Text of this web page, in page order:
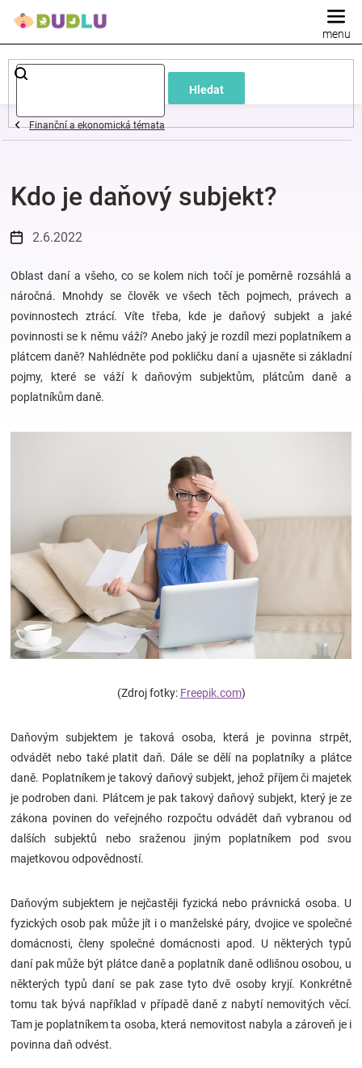
Hledat
Dětské
a
oblečení
Pokojíček
a
kojenecká
výbava
Hračky
Těhotenské
oblečení
Značky
Blog
Hračkářství
Přihlášení
Finanční a ekonomická témata
Kdo je daňový subjekt?
2.6.2022
Oblast daní a všeho, co se kolem nich točí je poměrně rozsáhlá a
náročná. Mnohdy se člověk ve všech těch pojmech, právech a
povinnostech ztrácí. Víte třeba, kde je daňový subjekt a jaké
povinnosti se k němu váží? Anebo jaký je rozdíl mezi poplatníkem a
plátcem daně? Nahlédněte pod pokličku daní a ujasněte si základní
pojmy, které se váží k daňovým subjektům, plátcům daně a
poplatníkům daně.
(Zdroj fotky: Freepik.com)
Daňovým subjektem je taková osoba, která je povinna strpět,
odvádět nebo také platit daň. Dále se dělí na poplatníky a plátce
daně. Poplatníkem je takový daňový subjekt, jehož příjem či majetek
je podroben dani. Plátcem je pak takový daňový subjekt, který je ze
zákona povinen do veřejného rozpočtu odvádět daň vybranou od
dalších subjektů nebo sraženou jiným poplatníkem pod svou
majetkovou odpovědností.
Daňovým subjektem je nejčastěji fyzická nebo právnická osoba. U
fyzických osob pak může jít i o manželské páry, dvojice ve společné
domácnosti, členy společné domácnosti apod. U některých typů
daní pak může být plátce daně a poplatník daně odlišnou osobou, u
některých typů daní se pak zase tyto dvě osoby kryjí. Konkrétně
tomu tak bývá například v případě daně z nabytí nemovitých věcí.
Tam je poplatníkem ta osoba, která nemovitost nabyla a zároveň je i
povinna daň odvést.